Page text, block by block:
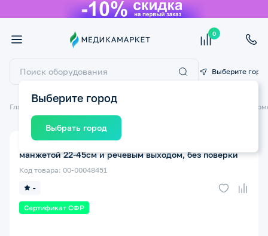
0
Выберите город
Выберите город
Выбрать город
Главная Медицинские приборы Автоматические
Сертификат СФР
-
Код товара: 00-00048451
манжетой 22-45см и речевым выходом, без поверки